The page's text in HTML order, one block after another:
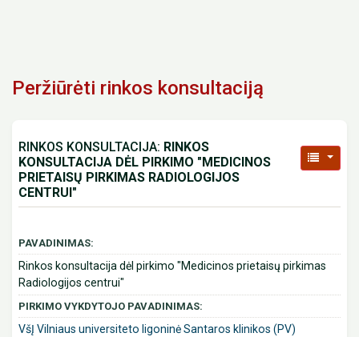
Peržiūrėti rinkos konsultaciją
RINKOS KONSULTACIJA: RINKOS
KONSULTACIJA DĖL PIRKIMO "MEDICINOS
PRIETAISŲ PIRKIMAS RADIOLOGIJOS
CENTRUI"
PAVADINIMAS:
Rinkos konsultacija dėl pirkimo "Medicinos prietaisų pirkimas
Radiologijos centrui"
PIRKIMO VYKDYTOJO PAVADINIMAS:
VšĮ Vilniaus universiteto ligoninė Santaros klinikos (PV)